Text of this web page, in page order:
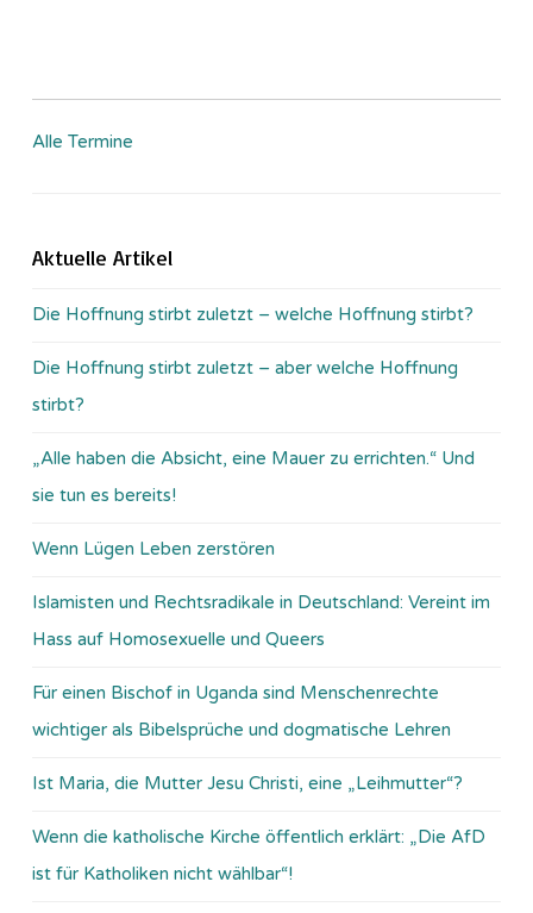
Alle Termine
Aktuelle Artikel
Die Hoffnung stirbt zuletzt – welche Hoffnung stirbt?
Die Hoffnung stirbt zuletzt – aber welche Hoffnung
stirbt?
„Alle haben die Absicht, eine Mauer zu errichten.“ Und
sie tun es bereits!
Wenn Lügen Leben zerstören
Islamisten und Rechtsradikale in Deutschland: Vereint im
Hass auf Homosexuelle und Queers
Für einen Bischof in Uganda sind Menschenrechte
wichtiger als Bibelsprüche und dogmatische Lehren
Ist Maria, die Mutter Jesu Christi, eine „Leihmutter“?
Wenn die katholische Kirche öffentlich erklärt: „Die AfD
ist für Katholiken nicht wählbar“!